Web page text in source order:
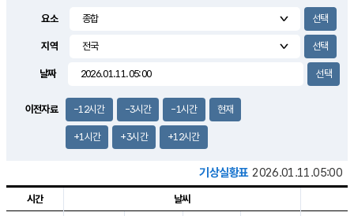
3.6m/s
요소
지역
날짜
이전자료 -12시간 -3시간 -1시간 현재
+1시간 +3시간 +12시간
기상실황표 2026.01.11.05:00
시간 날씨